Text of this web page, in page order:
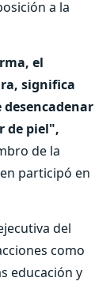
a la
el
significa
de piel",
de la
participó en
del
como
educación y